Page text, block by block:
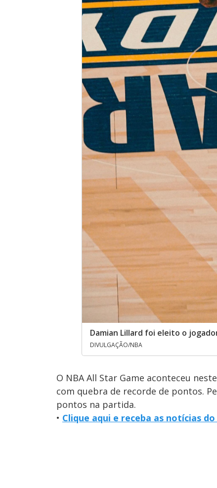
Damian Lillard foi eleito o
DIVULGAÇÃO/NBA
O NBA All Star Game aconteceu
com quebra de recorde de pontos.
pontos na partida.
• Clique aqui e receba as notícias